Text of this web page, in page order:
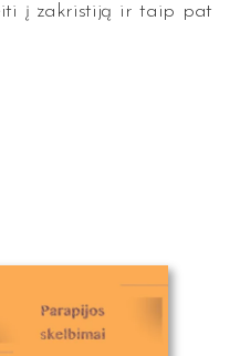
į zakristiją ir taip pat